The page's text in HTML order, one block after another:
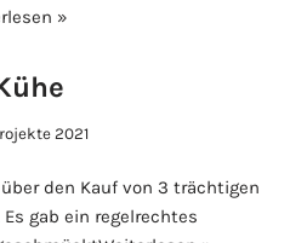
»
2021
den Kauf von 3 trächtigen
gab ein regelrechtes